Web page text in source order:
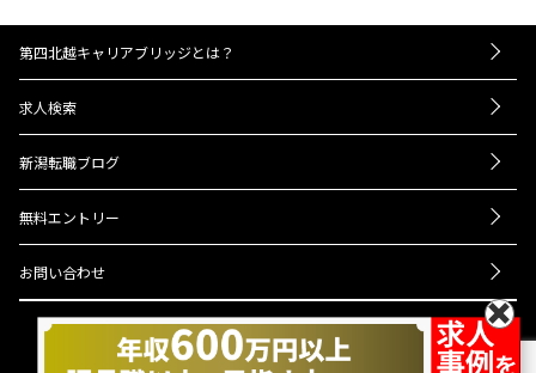
第四北越キャリアブリッジとは？
－UIターンをお考えの方へ
求人検索
Q＆A
新潟転職ブログ
プライバシーポリシー
無料エントリー
お問い合わせ